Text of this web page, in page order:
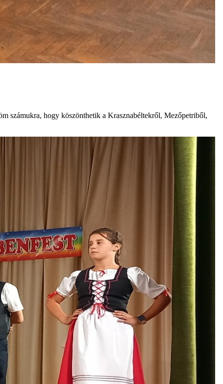
számukra, hogy köszönthetik a Krasznabéltekről, Mezőpetriből,